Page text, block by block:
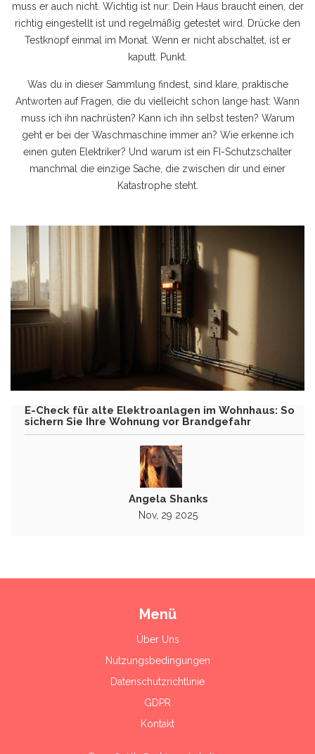
muss er auch nicht. Wichtig ist nur: Dein Haus braucht einen, der
richtig eingestellt ist und regelmäßig getestet wird. Drücke den
Testknopf einmal im Monat. Wenn er nicht abschaltet, ist er
kaputt. Punkt.
Was du in dieser Sammlung findest, sind klare, praktische
Antworten auf Fragen, die du vielleicht schon lange hast: Wann
muss ich ihn nachrüsten? Kann ich ihn selbst testen? Warum
geht er bei der Waschmaschine immer an? Wie erkenne ich
einen guten Elektriker? Und warum ist ein FI-Schutzschalter
manchmal die einzige Sache, die zwischen dir und einer
Katastrophe steht.
E-Check für alte Elektroanlagen im Wohnhaus: So
sichern Sie Ihre Wohnung vor Brandgefahr
Angela Shanks
Nov, 29 2025
Menü
Über Uns
Nutzungsbedingungen
Datenschutzrichtlinie
GDPR
Kontakt